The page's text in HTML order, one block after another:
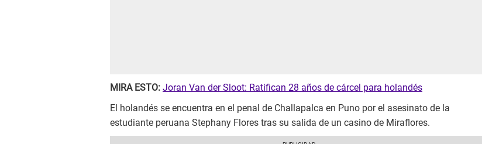
MIRA ESTO: Joran Van der Sloot: Ratifican 28 años de cárcel para holandés
El holandés se encuentra en el penal de Challapalca en Puno por el asesinato de la
estudiante peruana Stephany Flores tras su salida de un casino de Miraflores.